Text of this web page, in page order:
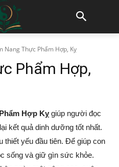
Nang Thực Phẩm Hợp, Kỵ
Phẩm Hợp,
Hợp Kỵ giúp người đọc
kết quả dinh dưỡng tốt nhất.
thiết yếu đầu tiên. Để giúp con
sống và giữ gìn sức khỏe.